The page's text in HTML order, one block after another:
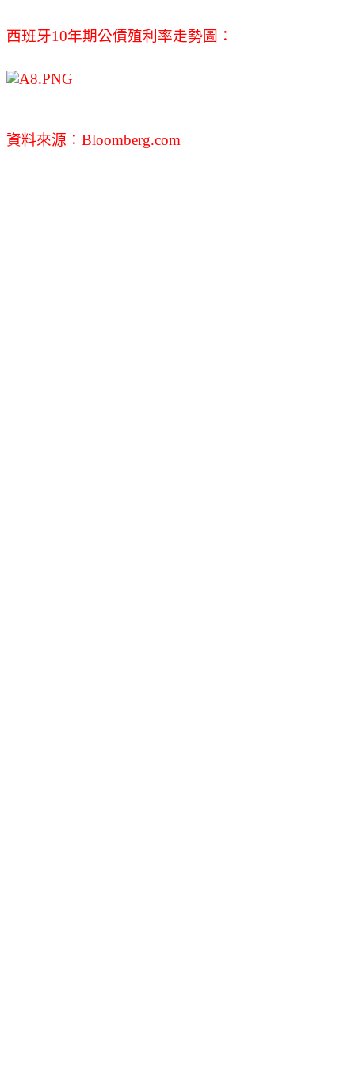
西班牙10年期公債殖利率走勢圖：
資料來源：Bloomberg.com